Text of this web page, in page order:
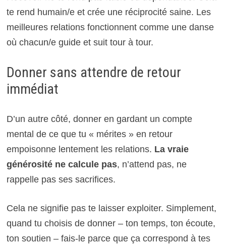
te rend humain/e et crée une réciprocité saine. Les
meilleures relations fonctionnent comme une danse
où chacun/e guide et suit tour à tour.
Donner sans attendre de retour
immédiat
D’un autre côté, donner en gardant un compte
mental de ce que tu « mérites » en retour
empoisonne lentement les relations. La vraie
générosité ne calcule pas, n’attend pas, ne
rappelle pas ses sacrifices.
Cela ne signifie pas te laisser exploiter. Simplement,
quand tu choisis de donner – ton temps, ton écoute,
ton soutien – fais-le parce que ça correspond à tes